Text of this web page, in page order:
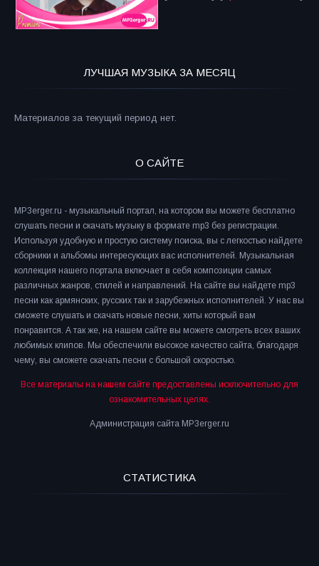
ЛУЧШАЯ МУЗЫКА ЗА МЕСЯЦ
Материалов за текущий период нет.
О САЙТЕ
MP3erger.ru - музыкальный портал, на котором вы можете бесплатно
слушать песни и скачать музыку в формате mp3 без регистрации.
Используя удобную и простую систему поиска, вы с легкостью найдете
сборники и альбомы интересующих вас исполнителей. Музыкальная
коллекция нашего портала включает в себя композиции самых
различных жанров, стилей и направлений. На сайте вы найдете mp3
песни как армянских, русских так и зарубежных исполнителей. У нас вы
сможете слушать и скачать новые песни, хиты который вам
понравится. А так же, на нашем сайте вы можете смотреть всех ваших
любимых клипов. Мы обеспечили высокое качество сайта, благодаря
чему, вы сможете скачать песни с большой скоростью.
Все материалы на нашем сайте предоставлены исключительно для
ознакомительных целях.
Администрация сайта MP3erger.ru
СТАТИСТИКА